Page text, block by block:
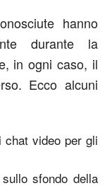
hanno
durante la
in ogni caso, il
Ecco alcuni
video per gli
sfondo della